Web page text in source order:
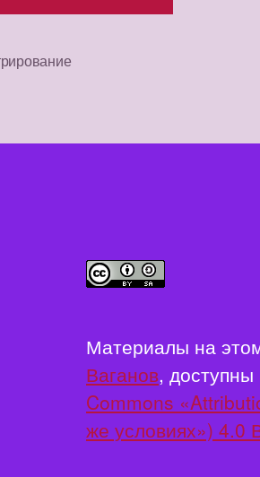
Материалы на
Ваганов, доступны
Commons
же условиях») 4.0